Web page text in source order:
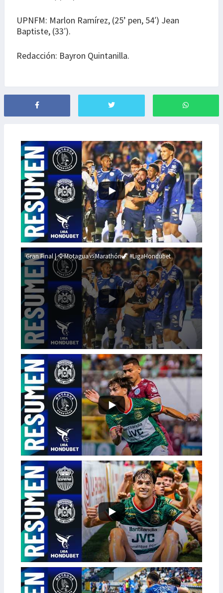
UPNFM: Marlon Ramírez, (25’ pen, 54′) Jean
Baptiste, (33′).
Redacción: Bayron Quintanilla.
Gran Final | 🦅Motagua🆚Marathón🦖 #LigaHondubet